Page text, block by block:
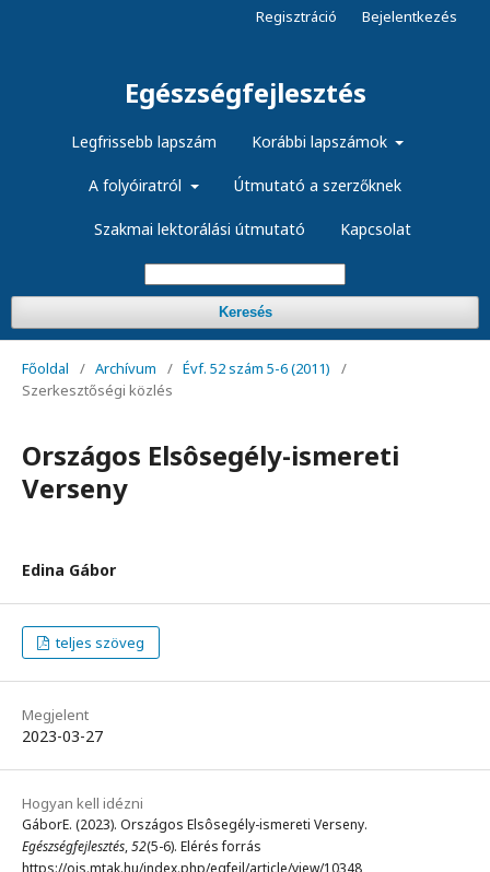
Egészségfejlesztés
Legfrissebb lapszám Korábbi lapszámok
A folyóiratról Útmutató a szerzőknek
Szakmai lektorálási útmutató Kapcsolat
Keresés
Regisztráció Bejelentkezés
Főoldal / Archívum / Évf. 52 szám 5-6 (2011)
/
Szerkesztőségi közlés
Országos Elsôsegély-ismereti
Verseny
Edina Gábor
teljes szöveg
Megjelent
2023-03-27
Hogyan kell idézni
GáborE. (2023). Országos Elsôsegély-ismereti Verseny.
Egészségfejlesztés,52(5-6). Elérés forrás
https://ojs.mtak.hu/index.php/egfejl/article/view/10348